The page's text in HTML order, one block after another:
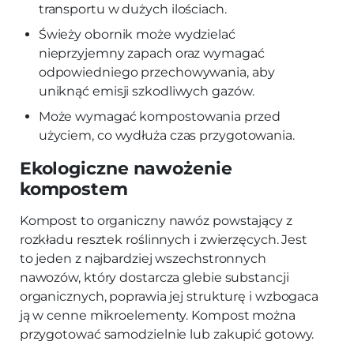
transportu w dużych ilościach.
Świeży obornik może wydzielać
nieprzyjemny zapach oraz wymagać
odpowiedniego przechowywania, aby
uniknąć emisji szkodliwych gazów.
Może wymagać kompostowania przed
użyciem, co wydłuża czas przygotowania.
Ekologiczne nawożenie
kompostem
Kompost to organiczny nawóz powstający z
rozkładu resztek roślinnych i zwierzęcych. Jest
to jeden z najbardziej wszechstronnych
nawozów, który dostarcza glebie substancji
organicznych, poprawia jej strukturę i wzbogaca
ją w cenne mikroelementy. Kompost można
przygotować samodzielnie lub zakupić gotowy.